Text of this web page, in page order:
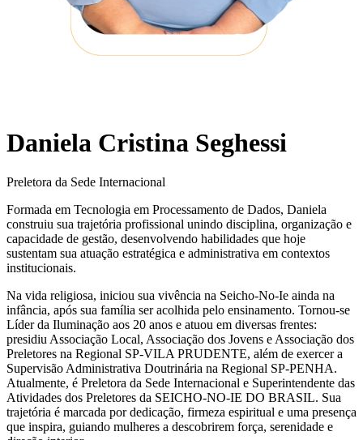
Daniela Cristina Seghessi
Preletora da Sede Internacional
Formada em Tecnologia em Processamento de Dados, Daniela
construiu sua trajetória profissional unindo disciplina, organização e
capacidade de gestão, desenvolvendo habilidades que hoje
sustentam sua atuação estratégica e administrativa em contextos
institucionais.
Na vida religiosa, iniciou sua vivência na Seicho-No-Ie ainda na
infância, após sua família ser acolhida pelo ensinamento. Tornou-se
Líder da Iluminação aos 20 anos e atuou em diversas frentes:
presidiu Associação Local, Associação dos Jovens e Associação dos
Preletores na Regional SP-VILA PRUDENTE, além de exercer a
Supervisão Administrativa Doutrinária na Regional SP-PENHA.
Atualmente, é Preletora da Sede Internacional e Superintendente das
Atividades dos Preletores da SEICHO-NO-IE DO BRASIL. Sua
trajetória é marcada por dedicação, firmeza espiritual e uma presença
que inspira, guiando mulheres a descobrirem força, serenidade e